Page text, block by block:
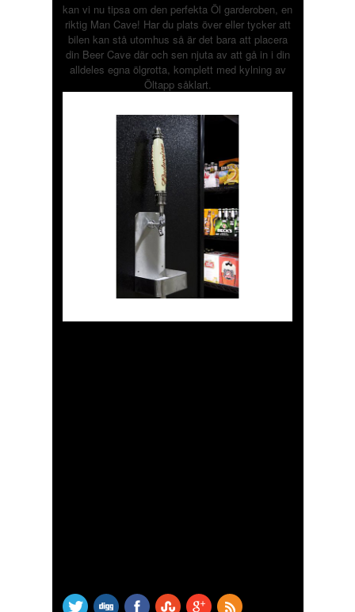
kan vi nu tipsa om den perfekta Öl garderoben, en
riktig Man Cave! Har du plats över eller tycker att
bilen kan stå utomhus så är det bara att placera
din Beer Cave där och sen njuta av att gå in i din
alldeles egna ölgrotta, komplett med kylning av
Öltapp såklart.